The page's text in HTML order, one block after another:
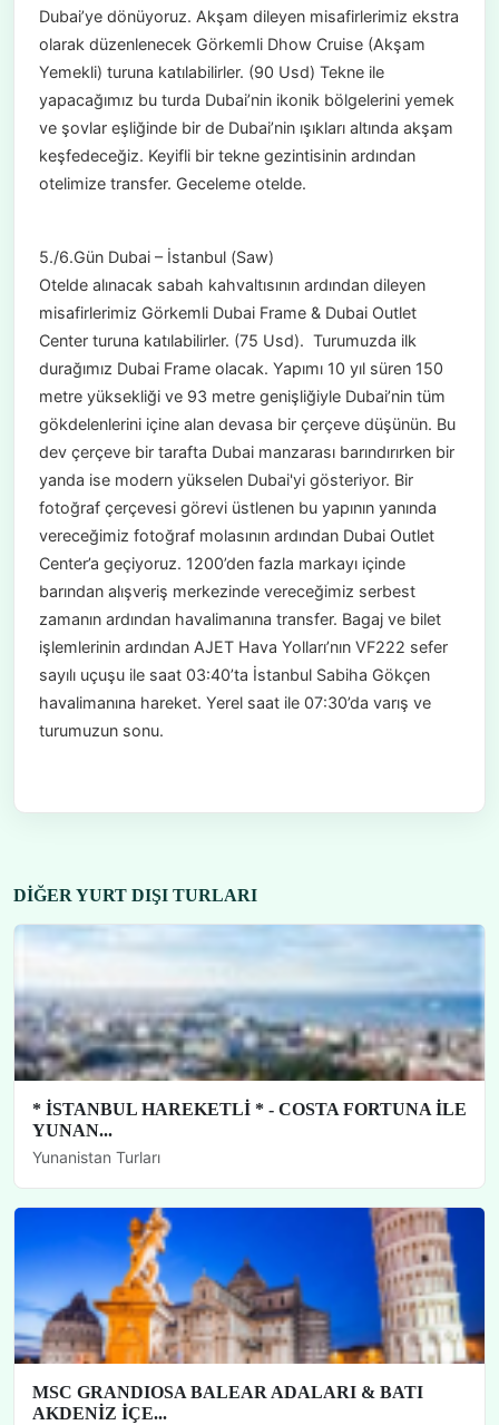
Dubai’ye dönüyoruz. Akşam dileyen misafirlerimiz ekstra
olarak düzenlenecek Görkemli Dhow Cruise (Akşam
Yemekli) turuna katılabilirler. (90 Usd) Tekne ile
yapacağımız bu turda Dubai’nin ikonik bölgelerini yemek
ve şovlar eşliğinde bir de Dubai’nin ışıkları altında akşam
keşfedeceğiz. Keyifli bir tekne gezintisinin ardından
otelimize transfer. Geceleme otelde.
5./6.Gün Dubai – İstanbul (Saw)
Otelde alınacak sabah kahvaltısının ardından dileyen
misafirlerimiz Görkemli Dubai Frame & Dubai Outlet
Center turuna katılabilirler. (75 Usd). Turumuzda ilk
durağımız Dubai Frame olacak. Yapımı 10 yıl süren 150
metre yüksekliği ve 93 metre genişliğiyle Dubai’nin tüm
gökdelenlerini içine alan devasa bir çerçeve düşünün. Bu
dev çerçeve bir tarafta Dubai manzarası barındırırken bir
yanda ise modern yükselen Dubai'yi gösteriyor. Bir
fotoğraf çerçevesi görevi üstlenen bu yapının yanında
vereceğimiz fotoğraf molasının ardından Dubai Outlet
Center’a geçiyoruz. 1200’den fazla markayı içinde
barından alışveriş merkezinde vereceğimiz serbest
zamanın ardından havalimanına transfer. Bagaj ve bilet
işlemlerinin ardından AJET Hava Yolları’nın VF222 sefer
sayılı uçuşu ile saat 03:40’ta İstanbul Sabiha Gökçen
havalimanına hareket. Yerel saat ile 07:30’da varış ve
turumuzun sonu.
DIĞER YURT DIŞI TURLARI
* İSTANBUL HAREKETLİ * - COSTA FORTUNA İLE
YUNAN...
Yunanistan Turları
MSC GRANDIOSA BALEAR ADALARI & BATI
AKDENİZ İÇE...